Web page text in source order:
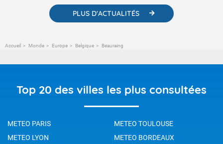
PLUS D'ACTUALITÉS
Accueil Monde Europe Belgique Beauraing
Top 20 des villes les plus consultées
METEO PARIS
METEO TOULOUSE
METEO LYON
METEO BORDEAUX